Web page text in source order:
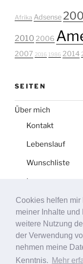
Cookies helfen
meiner Inhalte und
weitere Nutzung
der Verwendung
nehmen meine
Kenntnis. Mehr
Afrika Adsense
2010 2006
2007 2016 1986 2014
SEITEN
Über mich
Kontakt
Lebenslauf
Wunschliste
Impressum
Datenschutz
Tag-Liste
Sitemap